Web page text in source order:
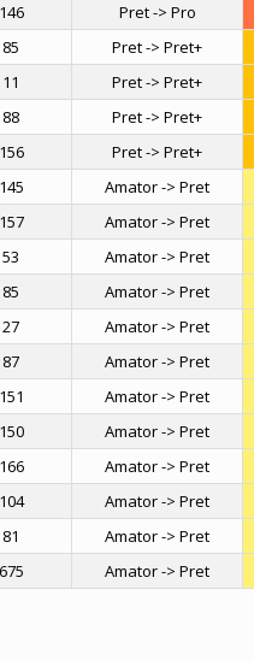
146 Pret -> Pro
85 Pret -> Pret+
11 Pret -> Pret+
88 Pret -> Pret+
156 Pret -> Pret+
145 Amator -> Pret
157 Amator -> Pret
53 Amator -> Pret
85 Amator -> Pret
27 Amator -> Pret
87 Amator -> Pret
151 Amator -> Pret
150 Amator -> Pret
166 Amator -> Pret
104 Amator -> Pret
81 Amator -> Pret
675 Amator -> Pret